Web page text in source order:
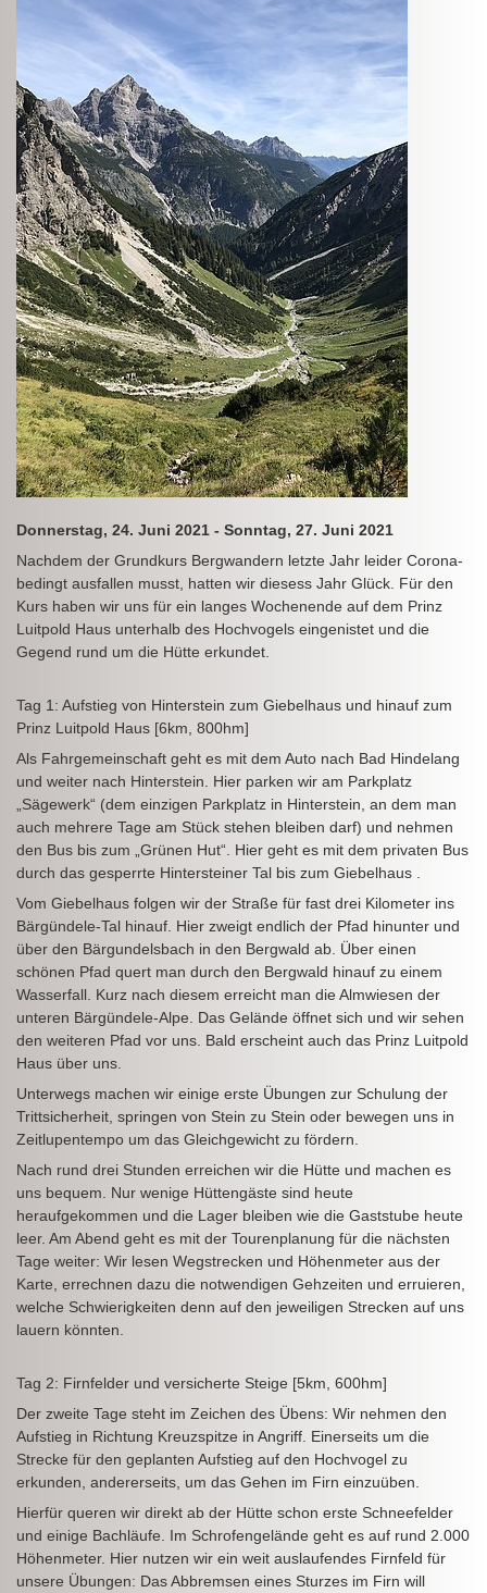
Donnerstag, 24. Juni 2021 - Sonntag, 27. Juni 2021
Nachdem der Grundkurs Bergwandern letzte Jahr leider Corona-
bedingt ausfallen musst, hatten wir diesess Jahr Glück. Für den
Kurs haben wir uns für ein langes Wochenende auf dem Prinz
Luitpold Haus unterhalb des Hochvogels eingenistet und die
Gegend rund um die Hütte erkundet.
Tag 1: Aufstieg von Hinterstein zum Giebelhaus und hinauf zum
Prinz Luitpold Haus [6km, 800hm]
Als Fahrgemeinschaft geht es mit dem Auto nach Bad Hindelang
und weiter nach Hinterstein. Hier parken wir am Parkplatz
„Sägewerk“ (dem einzigen Parkplatz in Hinterstein, an dem man
auch mehrere Tage am Stück stehen bleiben darf) und nehmen
den Bus bis zum „Grünen Hut“. Hier geht es mit dem privaten Bus
durch das gesperrte Hintersteiner Tal bis zum Giebelhaus .
Vom Giebelhaus folgen wir der Straße für fast drei Kilometer ins
Bärgündele-Tal hinauf. Hier zweigt endlich der Pfad hinunter und
über den Bärgundelsbach in den Bergwald ab. Über einen
schönen Pfad quert man durch den Bergwald hinauf zu einem
Wasserfall. Kurz nach diesem erreicht man die Almwiesen der
unteren Bärgündele-Alpe. Das Gelände öffnet sich und wir sehen
den weiteren Pfad vor uns. Bald erscheint auch das Prinz Luitpold
Haus über uns.
Unterwegs machen wir einige erste Übungen zur Schulung der
Trittsicherheit, springen von Stein zu Stein oder bewegen uns in
Zeitlupentempo um das Gleichgewicht zu fördern.
Nach rund drei Stunden erreichen wir die Hütte und machen es
uns bequem. Nur wenige Hüttengäste sind heute
heraufgekommen und die Lager bleiben wie die Gaststube heute
leer. Am Abend geht es mit der Tourenplanung für die nächsten
Tage weiter: Wir lesen Wegstrecken und Höhenmeter aus der
Karte, errechnen dazu die notwendigen Gehzeiten und erruieren,
welche Schwierigkeiten denn auf den jeweiligen Strecken auf uns
lauern könnten.
Tag 2: Firnfelder und versicherte Steige [5km, 600hm]
Der zweite Tage steht im Zeichen des Übens: Wir nehmen den
Aufstieg in Richtung Kreuzspitze in Angriff. Einerseits um die
Strecke für den geplanten Aufstieg auf den Hochvogel zu
erkunden, andererseits, um das Gehen im Firn einzuüben.
Hierfür queren wir direkt ab der Hütte schon erste Schneefelder
und einige Bachläufe. Im Schrofengelände geht es auf rund 2.000
Höhenmeter. Hier nutzen wir ein weit auslaufendes Firnfeld für
unsere Übungen: Das Abbremsen eines Sturzes im Firn will